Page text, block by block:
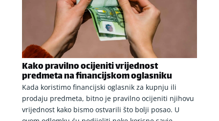
Kako pravilno ocijeniti vrijednost
predmeta na financijskom oglasniku
Kada koristimo financijski oglasnik za kupnju ili
prodaju predmeta, bitno je pravilno ocijeniti njihovu
vrijednost kako bismo ostvarili što bolji posao. U